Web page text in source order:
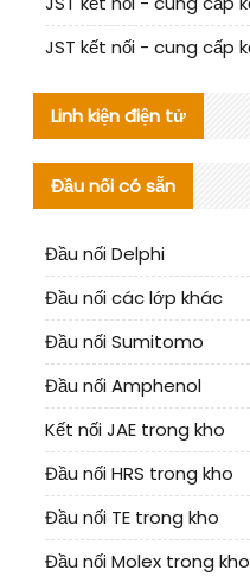
Linh kiện điện tử
Đầu nối có sẵn
Đầu nối Delphi
Đầu nối các lớp khác
Đầu nối Sumitomo
Đầu nối Amphenol
Kết nối JAE trong kho
Đầu nối HRS trong kho
Đầu nối TE trong kho
Đầu nối Molex trong kho